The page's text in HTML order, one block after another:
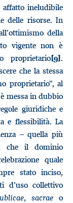
ineludibile
delle risorse. In
della
vigente non è
proprietario[9].
che la stessa
proprietario”, al
messa in dubbio
giuridiche e
e flessibilità. La
– quella più
che il dominio
quale
stato inciso,
d’uso collettivo
sacrae o